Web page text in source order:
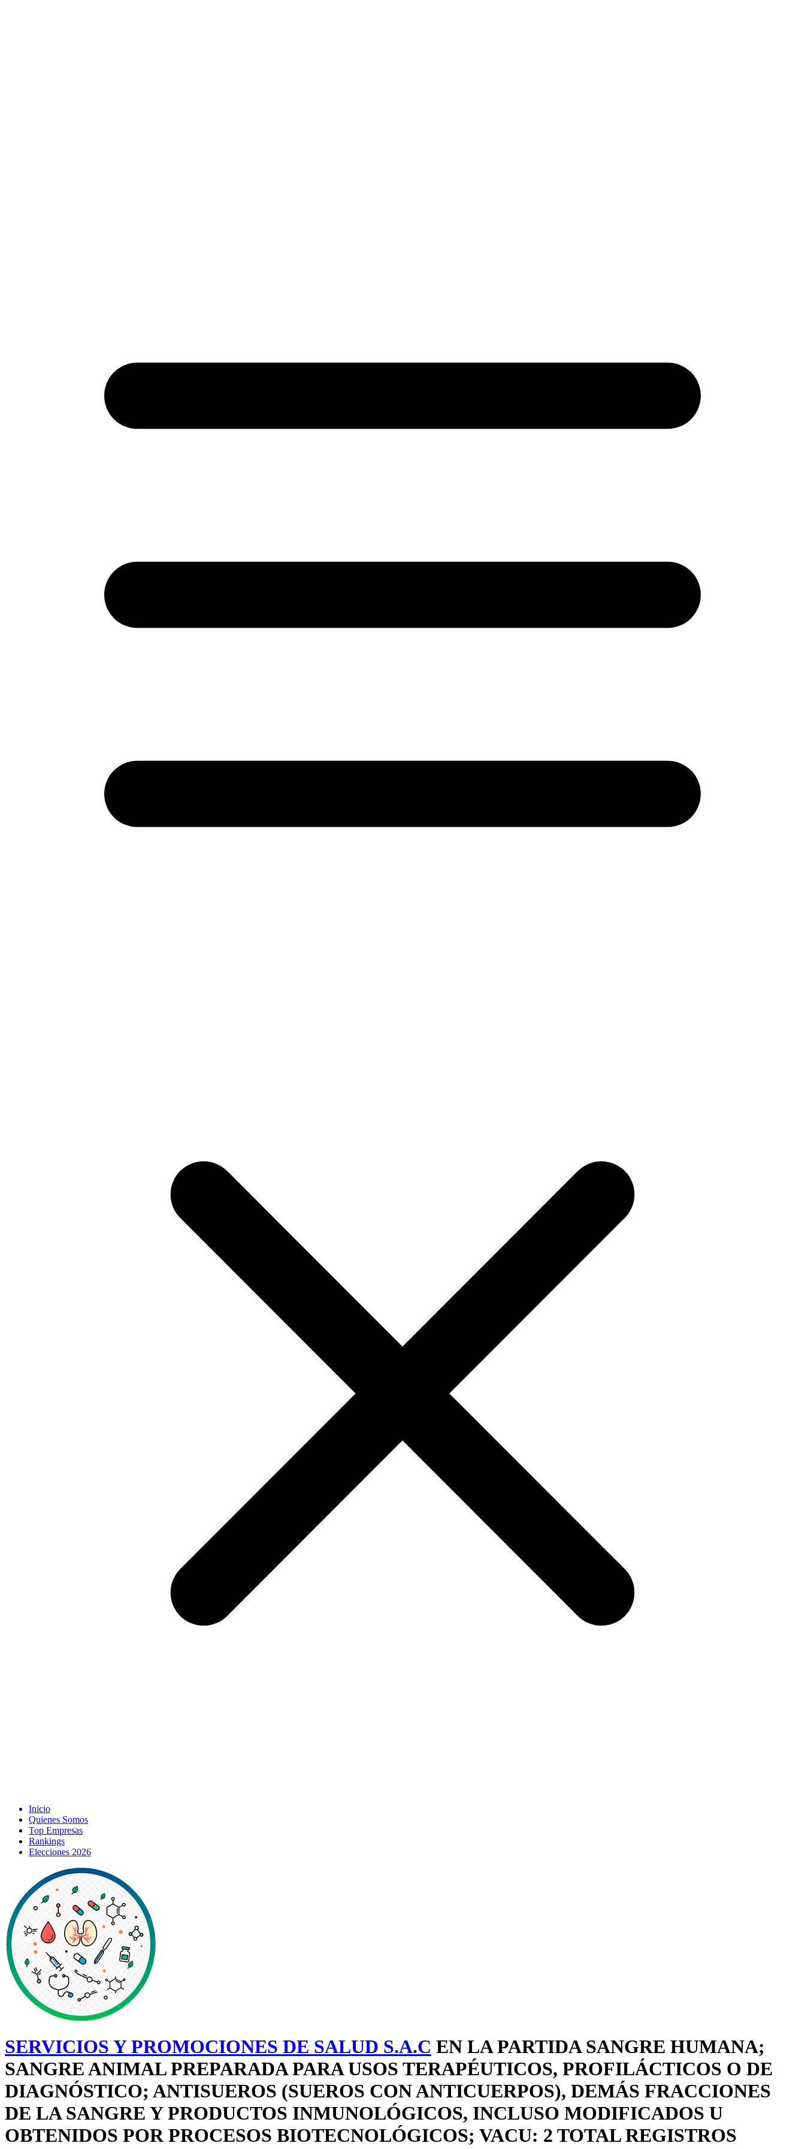
Inicio
Quienes Somos
Top Empresas
Rankings
Elecciones 2026
SERVICIOS Y PROMOCIONES DE SALUD S.A.C EN LA PARTIDA SANGRE HUMANA;
SANGRE ANIMAL PREPARADA PARA USOS TERAPÉUTICOS, PROFILÁCTICOS O DE
DIAGNÓSTICO; ANTISUEROS (SUEROS CON ANTICUERPOS), DEMÁS FRACCIONES
DE LA SANGRE Y PRODUCTOS INMUNOLÓGICOS, INCLUSO MODIFICADOS U
OBTENIDOS POR PROCESOS BIOTECNOLÓGICOS; VACU: 2 TOTAL REGISTROS